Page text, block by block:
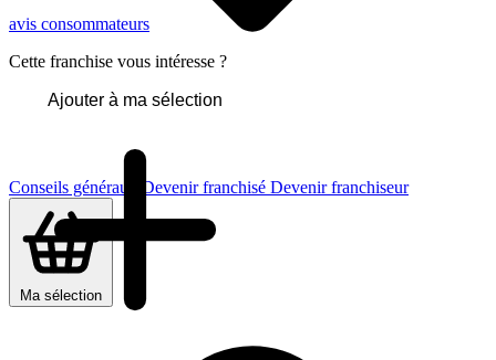
Conseils généraux Devenir franchisé Devenir franchiseur
Ma sélection
avis consommateurs
Cette franchise vous intéresse ?
Ajouter à ma sélection